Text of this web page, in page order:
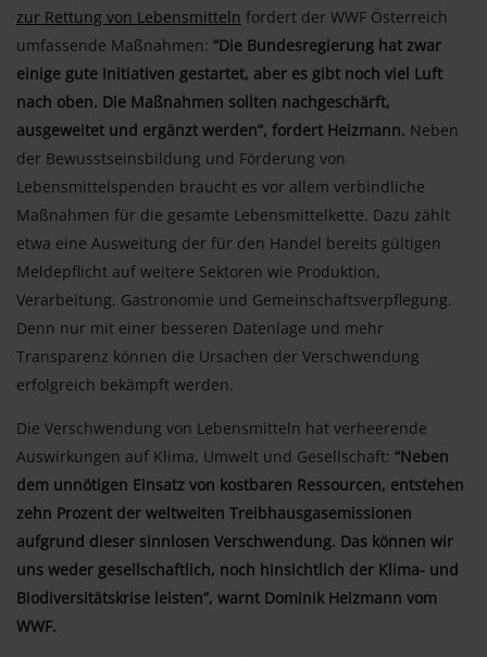
zur Rettung von Lebensmitteln fordert der WWF Österreich
umfassende Maßnahmen: “Die Bundesregierung hat zwar
einige gute Initiativen gestartet, aber es gibt noch viel Luft
nach oben. Die Maßnahmen sollten nachgeschärft,
ausgeweitet und ergänzt werden”, fordert Heizmann. Neben
der Bewusstseinsbildung und Förderung von
Lebensmittelspenden braucht es vor allem verbindliche
Maßnahmen für die gesamte Lebensmittelkette. Dazu zählt
etwa eine Ausweitung der für den Handel bereits gültigen
Meldepflicht auf weitere Sektoren wie Produktion,
Verarbeitung, Gastronomie und Gemeinschaftsverpflegung.
Denn nur mit einer besseren Datenlage und mehr
Transparenz können die Ursachen der Verschwendung
erfolgreich bekämpft werden.
Die Verschwendung von Lebensmitteln hat verheerende
Auswirkungen auf Klima, Umwelt und Gesellschaft: “Neben
dem unnötigen Einsatz von kostbaren Ressourcen, entstehen
zehn Prozent der weltweiten Treibhausgasemissionen
aufgrund dieser sinnlosen Verschwendung. Das können wir
uns weder gesellschaftlich, noch hinsichtlich der Klima- und
Biodiversitätskrise leisten”, warnt Dominik Heizmann vom
WWF.